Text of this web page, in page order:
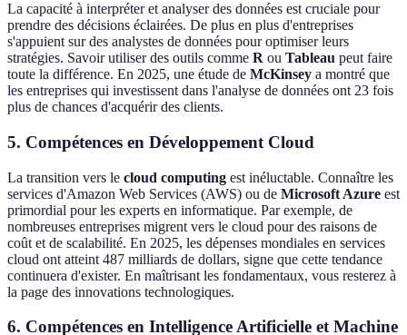
La capacité à interpréter et analyser des données est cruciale pour
prendre des décisions éclairées. De plus en plus d'entreprises
s'appuient sur des analystes de données pour optimiser leurs
stratégies. Savoir utiliser des outils comme R ou Tableau peut faire
toute la différence. En 2025, une étude de McKinsey a montré que
les entreprises qui investissent dans l'analyse de données ont 23 fois
plus de chances d'acquérir des clients.
5. Compétences en Développement Cloud
La transition vers le cloud computing est inéluctable. Connaître les
services d'Amazon Web Services (AWS) ou de Microsoft Azure est
primordial pour les experts en informatique. Par exemple, de
nombreuses entreprises migrent vers le cloud pour des raisons de
coût et de scalabilité. En 2025, les dépenses mondiales en services
cloud ont atteint 487 milliards de dollars, signe que cette tendance
continuera d'exister. En maîtrisant les fondamentaux, vous resterez à
la page des innovations technologiques.
6. Compétences en Intelligence Artificielle et Machine